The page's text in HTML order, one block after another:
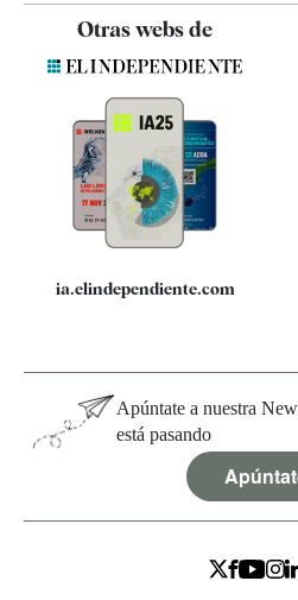
Contacto
Quiénes somos
Especificaciones
Otras webs de
ia.elindependiente.com
Apúntate a nuestra
está pasando